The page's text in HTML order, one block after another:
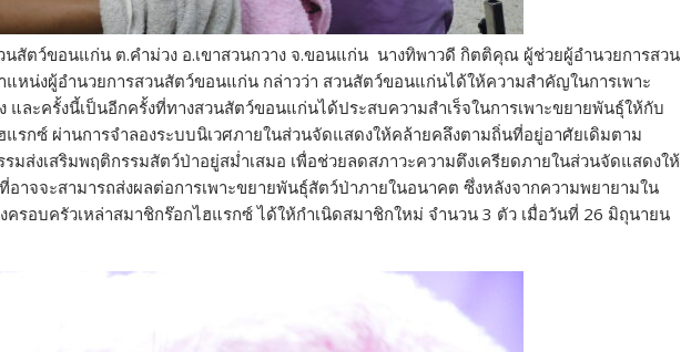
สัตว์ขอนแก่น ต.คำม่วง อ.เขาสวนกวาง จ.ขอนแก่น นางทิพาวดี กิตติคุณ ผู้ช่วยผู้อำนวยการสวน
แหน่งผู้อำนวยการสวนสัตว์ขอนแก่น กล่าวว่า สวนสัตว์ขอนแก่นได้ให้ความสำคัญในการเพาะ
และครั้งนี้เป็นอีกครั้งที่ทางสวนสัตว์ขอนแก่นได้ประสบความสำเร็จในการเพาะขยายพันธุ์ให้กับ
แรกซ์ ผ่านการจำลองระบบนิเวศภายในส่วนจัดแสดงให้คล้ายคลึงตามถิ่นที่อยู่อาศัยเดิมตาม
มส่งเสริมพฤติกรรมสัตว์ป่าอยู่สม่ำเสมอ เพื่อช่วยลดสภาวะความตึงเครียดภายในส่วนจัดแสดงให้
อาจจะสามารถส่งผลต่อการเพาะขยายพันธุ์สัตว์ป่าภายในอนาคต ซึ่งหลังจากความพยายามใน
ครอบครัวเหล่าสมาชิกร๊อกไฮแรกซ์ ได้ให้กำเนิดสมาชิกใหม่ จำนวน 3 ตัว เมื่อวันที่ 26 มิถุนายน